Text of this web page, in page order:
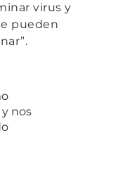
virus y
pueden
.
nos